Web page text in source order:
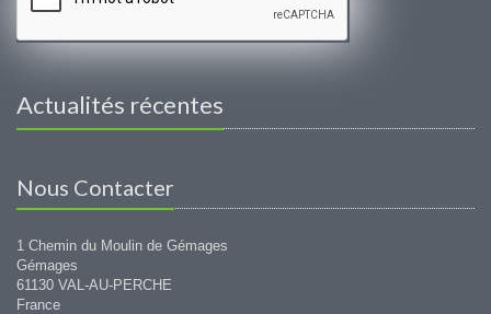
Actualités récentes
Nous Contacter
1 Chemin du Moulin de Gémages
Gémages
61130 VAL-AU-PERCHE
France